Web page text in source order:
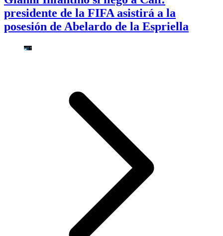
presidente de la FIFA asistirá a la
posesión de Abelardo de la Espriella